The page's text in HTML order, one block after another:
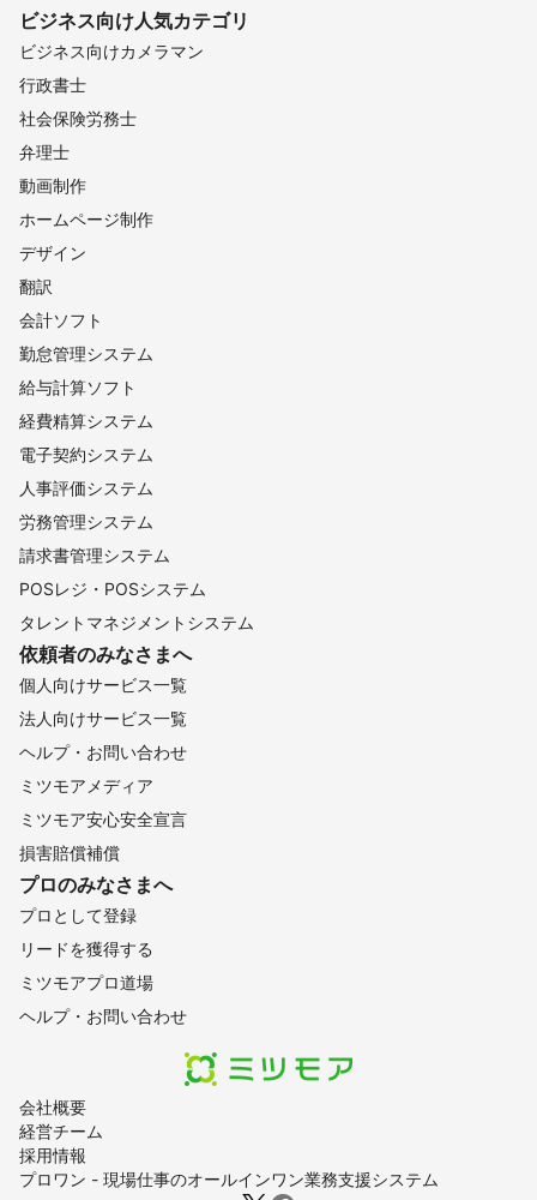
会社概要
経営チーム
採用情報
プロワン - 現場仕事のオールインワン業務支援システム
ビジネス向け人気カテゴリ
ビジネス向けカメラマン
行政書士
社会保険労務士
弁理士
動画制作
ホームページ制作
デザイン
翻訳
会計ソフト
勤怠管理システム
給与計算ソフト
経費精算システム
電子契約システム
人事評価システム
労務管理システム
請求書管理システム
POSレジ・POSシステム
タレントマネジメントシステム
依頼者のみなさまへ
個人向けサービス一覧
法人向けサービス一覧
ヘルプ・お問い合わせ
ミツモアメディア
ミツモア安心安全宣言
損害賠償補償
プロのみなさまへ
プロとして登録
リードを獲得する
ミツモアプロ道場
ヘルプ・お問い合わせ